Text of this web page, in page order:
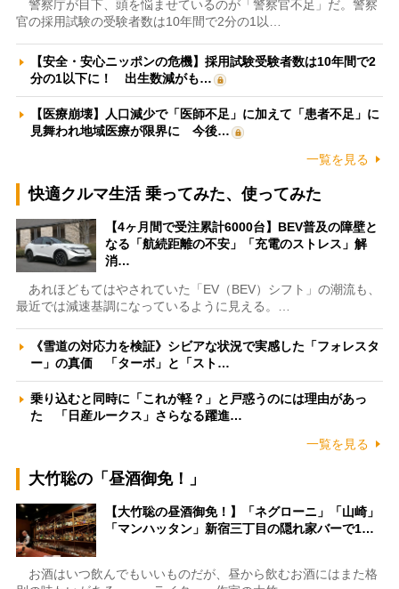
警察庁が目下、頭を悩ませているのが「警察官不足」だ。警察
官の採用試験の受験者数は10年間で2分の1以…
【安全・安心ニッポンの危機】採用試験受験者数は10年間で2
分の1以下に！ 出生数減がも…
【医療崩壊】人口減少で「医師不足」に加えて「患者不足」に
見舞われ地域医療が限界に 今後…
一覧を見る
快適クルマ生活 乗ってみた、使ってみた
【4ヶ月間で受注累計6000台】BEV普及の障壁と
なる「航続距離の不安」「充電のストレス」解
消…
あれほどもてはやされていた「EV（BEV）シフト」の潮流も、
最近では減速基調になっているように見える。…
《雪道の対応力を検証》シビアな状況で実感した「フォレスタ
ー」の真価 「ターボ」と「スト…
乗り込むと同時に「これが軽？」と戸惑うのには理由があっ
た 「日産ルークス」さらなる躍進…
一覧を見る
大竹聡の「昼酒御免！」
【大竹聡の昼酒御免！】「ネグローニ」「山崎」
「マンハッタン」新宿三丁目の隠れ家バーで1…
お酒はいつ飲んでもいいものだが、昼から飲むお酒にはまた格